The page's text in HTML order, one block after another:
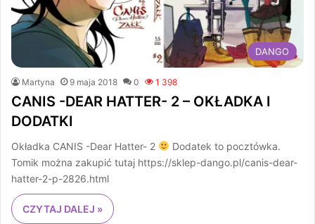
DANGO
Martyna 9 maja 2018 0 1 398
CANIS -DEAR HATTER- 2 – OKŁADKA I
DODATKI
Okładka CANIS -Dear Hatter- 2
Dodatek to pocztówka.
Tomik można zakupić tutaj https://sklep-dango.pl/canis-dear-
hatter-2-p-2826.html
CZYTAJ DALEJ »